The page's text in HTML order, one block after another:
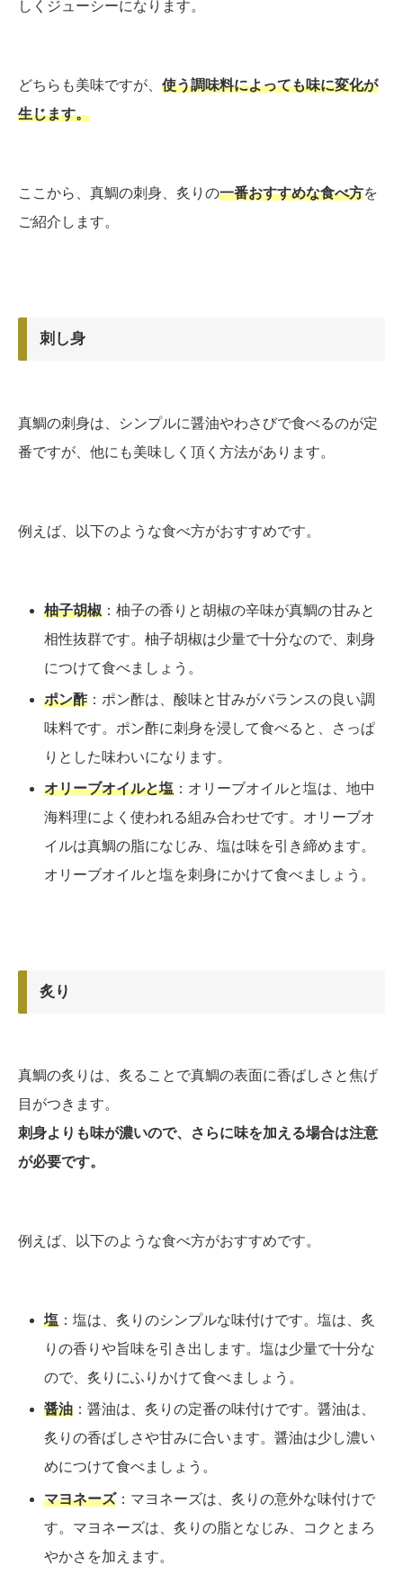
しくジューシーになります。
どちらも美味ですが、 使う調味料によっても味に変化が
生じます。
ここから、真鯛の刺身、炙りの一番おすすめな食べ方を
ご紹介します。
刺し身
真鯛の刺身は、シンプルに醤油やわさびで食べるのが定
番ですが、他にも美味しく頂く方法があります。
例えば、以下のような食べ方がおすすめです。
柚子胡椒 ：柚子の香りと胡椒の辛味が真鯛の甘みと
相性抜群です。柚子胡椒は少量で十分なので、刺身
につけて食べましょう。
ポン酢：ポン酢は、酸味と甘みがバランスの良い調
味料です。ポン酢に刺身を浸して食べると、さっぱ
りとした味わいになります。
オリーブオイルと塩 ：オリーブオイルと塩は、地中
海料理によく使われる組み合わせです。オリーブオ
イルは真鯛の脂になじみ、塩は味を引き締めます。
オリーブオイルと塩を刺身にかけて食べましょう。
炙り
真鯛の炙りは、炙ることで真鯛の表面に香ばしさと焦げ
目がつきます。
刺身よりも味が濃いので、さらに味を加える場合は注意
が必要です。
例えば、以下のような食べ方がおすすめです。
塩 ：塩は、炙りのシンプルな味付けです。塩は、炙
りの香りや旨味を引き出します。塩は少量で十分な
ので、炙りにふりかけて食べましょう。
醤油 ：醤油は、炙りの定番の味付けです。醤油は、
炙りの香ばしさや甘みに合います。醤油は少し濃い
めにつけて食べましょう。
マヨネーズ：マヨネーズは、炙りの意外な味付けで
す。マヨネーズは、炙りの脂となじみ、コクとまろ
やかさを加えます。